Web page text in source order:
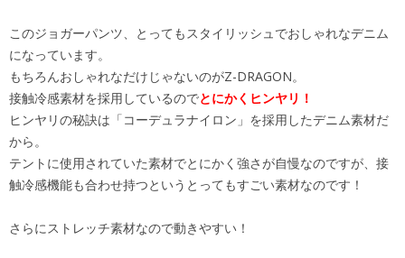
このジョガーパンツ、とってもスタイリッシュでおしゃれなデニム
になっています。
もちろんおしゃれなだけじゃないのがZ-DRAGON。
接触冷感素材を採用しているのでとにかくヒンヤリ！
ヒンヤリの秘訣は「コーデュラナイロン」を採用したデニム素材だ
から。
テントに使用されていた素材でとにかく強さが自慢なのですが、接
触冷感機能も合わせ持つというとってもすごい素材なのです！
さらにストレッチ素材なので動きやすい！